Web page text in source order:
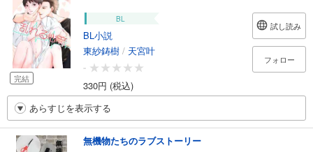
完結
BL
BL小説
東紗鋳樹 / 天宮叶
-
330円 (税込)
試し読み
フォロー
あらすじを表示する
無機物たちのラブストーリー